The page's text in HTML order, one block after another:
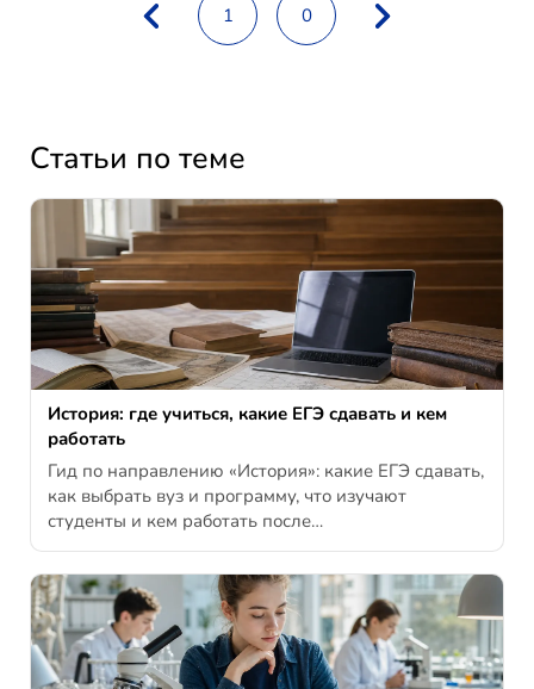
1 0
Статьи по теме
История: где учиться, какие ЕГЭ сдавать и кем
работать
Гид по направлению «История»: какие ЕГЭ сдавать,
как выбрать вуз и программу, что изучают
студенты и кем работать после…